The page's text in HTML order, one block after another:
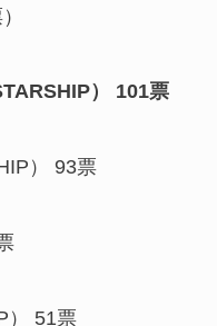
） 101票
） 93票
） 51票